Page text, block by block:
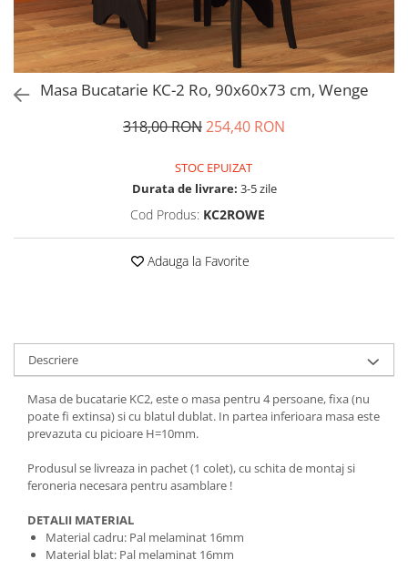
Masa Bucatarie KC-2 Ro, 90x60x73 cm, Wenge
318,00 RON254,40 RON
STOC EPUIZAT
Durata de livrare: 3-5 zile
Cod Produs: KC2ROWE
Adauga la Favorite
Descriere
Masa de bucatarie KC2, este o masa pentru 4 persoane, fixa (nu
poate fi extinsa) si cu blatul dublat. In partea inferioara masa este
prevazuta cu picioare H=10mm.
Produsul se livreaza in pachet (1 colet), cu schita de montaj si
feroneria necesara pentru asamblare !
DETALII MATERIAL
Material cadru: Pal melaminat 16mm
Material blat: Pal melaminat 16mm